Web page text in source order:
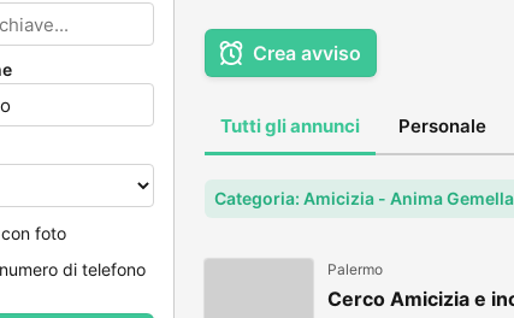
foto
di telefono
Crea avviso
Tutti gli annunci Personale
Categoria: Amicizia - Anima Gemella
Palermo
Cerco Amicizia e